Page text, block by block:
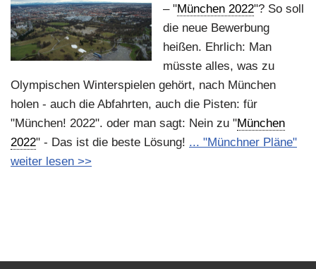
– "München 2022"? So soll
die neue Bewerbung
heißen. Ehrlich: Man
müsste alles, was zu
Olympischen Winterspielen gehört, nach München
holen - auch die Abfahrten, auch die Pisten: für
"München! 2022". oder man sagt: Nein zu "München
2022" - Das ist die beste Lösung! ... "Münchner Pläne"
weiter lesen >>